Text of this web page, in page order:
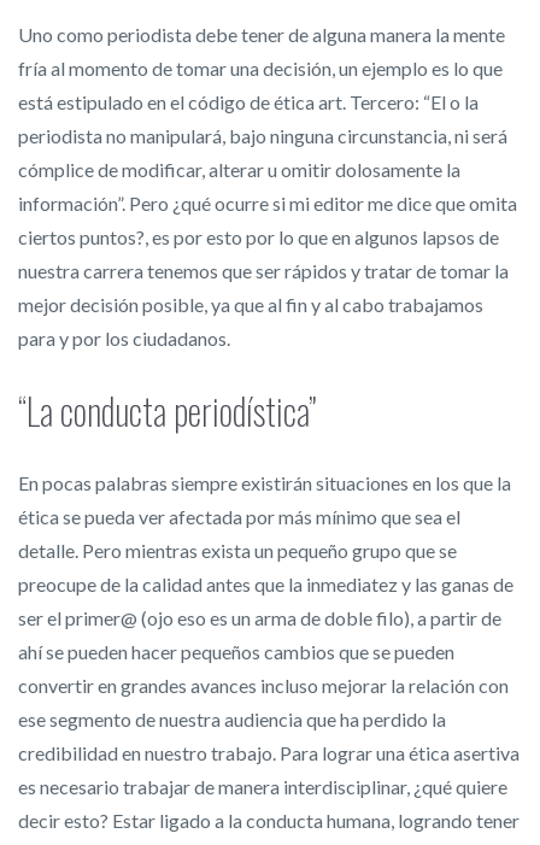
Uno como periodista debe tener de alguna manera la mente
fría al momento de tomar una decisión, un ejemplo es lo que
está estipulado en el código de ética art. Tercero: “El o la
periodista no manipulará, bajo ninguna circunstancia, ni será
cómplice de modificar, alterar u omitir dolosamente la
información”. Pero ¿qué ocurre si mi editor me dice que omita
ciertos puntos?, es por esto por lo que en algunos lapsos de
nuestra carrera tenemos que ser rápidos y tratar de tomar la
mejor decisión posible, ya que al fin y al cabo trabajamos
para y por los ciudadanos.
“La conducta periodística”
En pocas palabras siempre existirán situaciones en los que la
ética se pueda ver afectada por más mínimo que sea el
detalle. Pero mientras exista un pequeño grupo que se
preocupe de la calidad antes que la inmediatez y las ganas de
ser el primer@ (ojo eso es un arma de doble filo), a partir de
ahí se pueden hacer pequeños cambios que se pueden
convertir en grandes avances incluso mejorar la relación con
ese segmento de nuestra audiencia que ha perdido la
credibilidad en nuestro trabajo. Para lograr una ética asertiva
es necesario trabajar de manera interdisciplinar, ¿qué quiere
decir esto? Estar ligado a la conducta humana, logrando tener